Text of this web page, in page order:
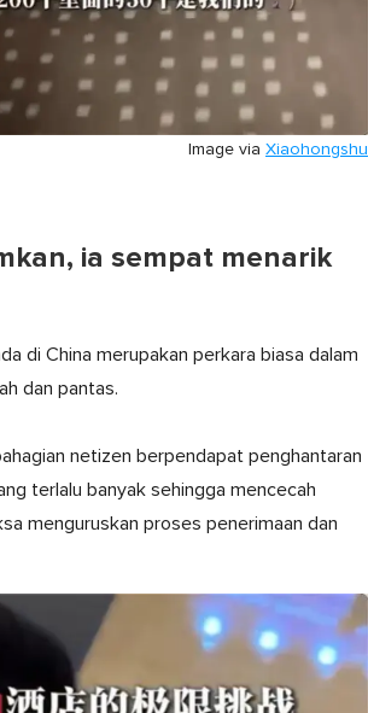
Image via Xiaohongshu
ia sempat menarik
di China merupakan perkara biasa dalam
dan pantas.
netizen berpendapat penghantaran
terlalu banyak sehingga mencecah
menguruskan proses penerimaan dan